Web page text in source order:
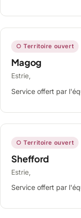
○ Territoire ouvert
Magog
Estrie,
Service offert par
○ Territoire ouvert
Shefford
Estrie,
Service offert par